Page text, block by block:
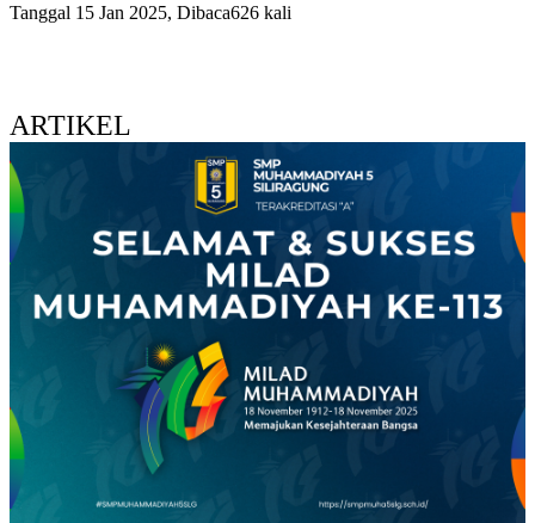
Tanggal 15 Jan 2025, Dibaca626 kali
ARTIKEL